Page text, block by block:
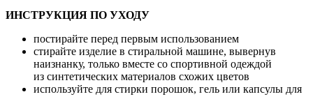
ИНСТРУКЦИЯ ПО УХОДУ
постирайте перед первым использованием
стирайте изделие в стиральной машине, вывернув
наизнанку, только вместе со спортивной одеждой
из синтетических материалов схожих цветов
используйте для стирки порошок, гель или капсулы для